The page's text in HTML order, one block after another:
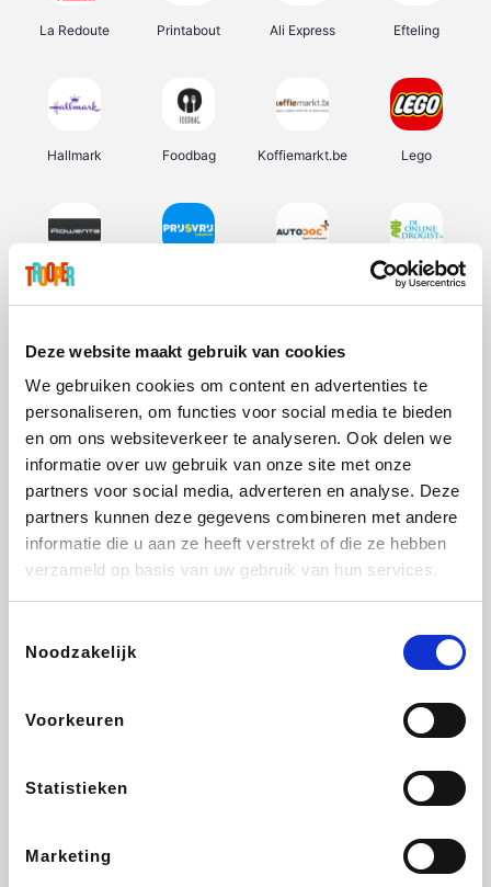
Deze website maakt gebruik van cookies
We gebruiken cookies om content en advertenties te
personaliseren, om functies voor social media te bieden
en om ons websiteverkeer te analyseren. Ook delen we
informatie over uw gebruik van onze site met onze
partners voor social media, adverteren en analyse. Deze
partners kunnen deze gegevens combineren met andere
informatie die u aan ze heeft verstrekt of die ze hebben
verzameld op basis van uw gebruik van hun services.
Noodzakelijk
Voorkeuren
Statistieken
Marketing
La Redoute Printabout Ali Express Efteling
Hallmark Foodbag Koffiemarkt.be Lego
Rowenta De Online Drogist
Vidaxl Lampenlicht.be Plopsa
Adidas
DectDirect
Ibood SupraBazar